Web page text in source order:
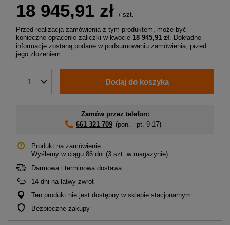
18 945,91 zł / szt.
Przed realizacją zamówienia z tym produktem, może być
konieczne opłacenie zaliczki w kwocie 18 945,91 zł. Dokładne
informacje zostaną podane w podsumowaniu zamówienia, przed
jego złożeniem.
1 Dodaj do koszyka
Zamów przez telefon:
661 321 709 (pon. - pt. 9-17)
Produkt na zamówienie
Wyślemy w ciągu 86 dni (3 szt. w magazynie)
Darmowa i terminowa dostawa
14 dni na łatwy zwrot
Ten produkt nie jest dostępny w sklepie stacjonarnym
Bezpieczne zakupy